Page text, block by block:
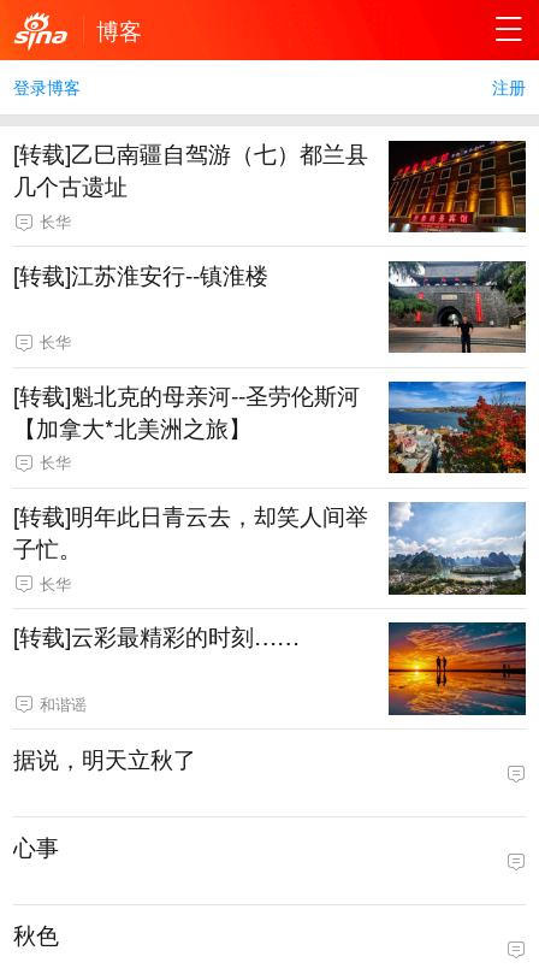
博客
登录博客 注册
[转载]乙巳南疆自驾游（七）都兰县
几个古遗址
长华
[转载]江苏淮安行--镇淮楼
长华
[转载]魁北克的母亲河--圣劳伦斯河
【加拿大*北美洲之旅】
长华
[转载]明年此日青云去，却笑人间举
子忙。
长华
[转载]云彩最精彩的时刻……
和谐谣
据说，明天立秋了
心事
秋色